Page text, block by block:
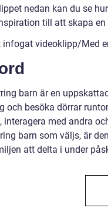
nedan kan du se
till att skapa
infogat videoklipp/Med
barn är en
och besöka dörrar
interagera med andra
barn som väljs, är
att delta i under